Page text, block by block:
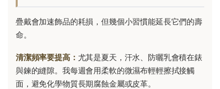
疊戴會加速飾品的耗損，但幾個小習慣能延長它們的壽
命。
清潔頻率要提高： 尤其是夏天，汗水、防曬乳會積在錶
與鍊的縫隙。我每週會用柔軟的微濕布輕輕擦拭接觸
面，避免化學物質長期腐蝕金屬或皮革。